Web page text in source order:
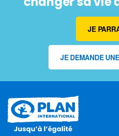
JE
JE DEMANDE